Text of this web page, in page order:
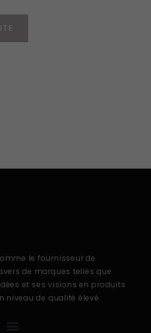
le fournisseur de
de marques telles que
et ses visions en produits
niveau de qualité élevé.